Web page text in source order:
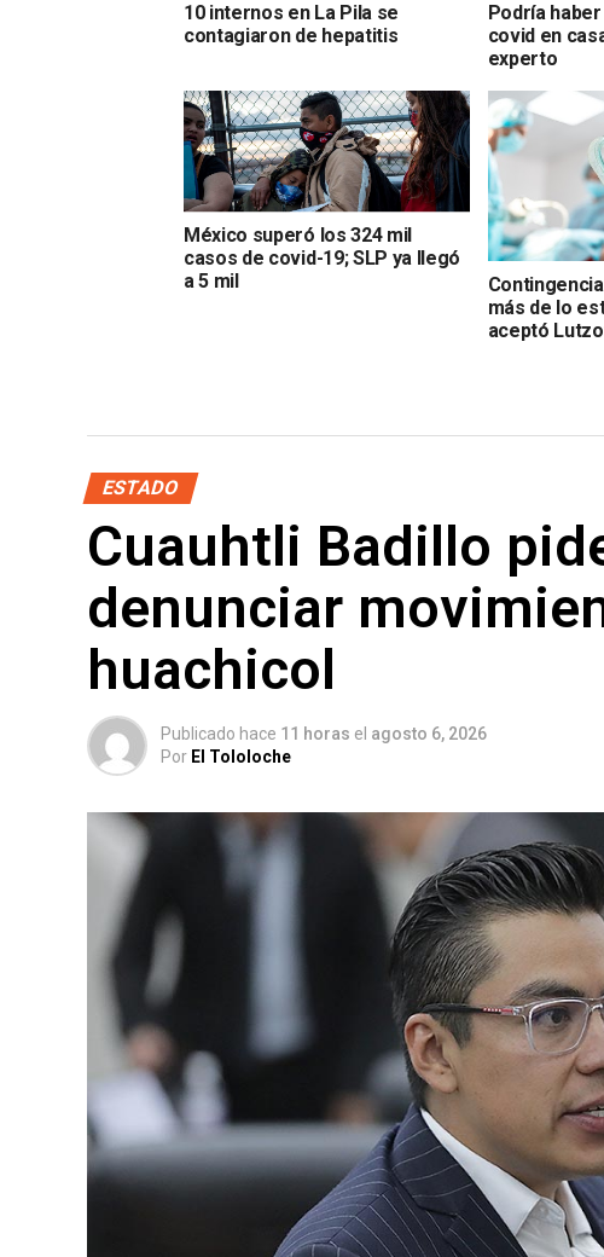
10 internos en La Pila se
contagiaron de hepatitis
Podría
covid en
experto
México superó los 324 mil
casos de covid-19; SLP ya llegó
a 5 mil
más de lo
aceptó
ESTADO
Cuauhtli Badillo
denunciar
huachicol
Publicado hace 11 horas el agosto 6, 2026
Por El Tololoche